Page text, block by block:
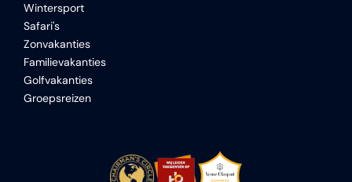
Wintersport
Safari's
Zonvakanties
Familievakanties
Golfvakanties
Groepsreizen